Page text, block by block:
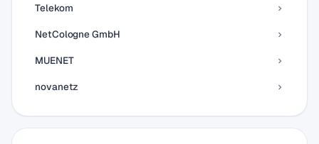
Telekom
NetCologne GmbH
MUENET
novanetz